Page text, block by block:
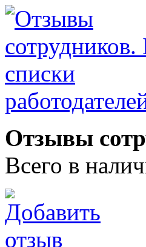
Отзывы
Всего в